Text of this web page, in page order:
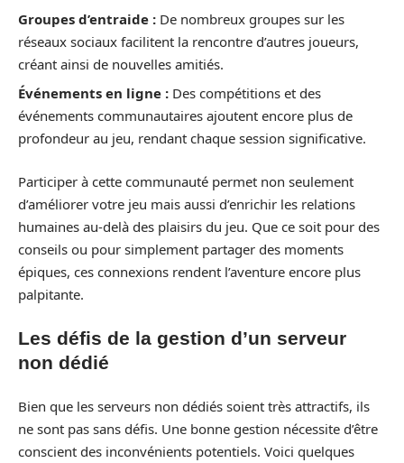
Groupes d’entraide : De nombreux groupes sur les
réseaux sociaux facilitent la rencontre d’autres joueurs,
créant ainsi de nouvelles amitiés.
Événements en ligne : Des compétitions et des
événements communautaires ajoutent encore plus de
profondeur au jeu, rendant chaque session significative.
Participer à cette communauté permet non seulement
d’améliorer votre jeu mais aussi d’enrichir les relations
humaines au-delà des plaisirs du jeu. Que ce soit pour des
conseils ou pour simplement partager des moments
épiques, ces connexions rendent l’aventure encore plus
palpitante.
Les défis de la gestion d’un serveur
non dédié
Bien que les serveurs non dédiés soient très attractifs, ils
ne sont pas sans défis. Une bonne gestion nécessite d’être
conscient des inconvénients potentiels. Voici quelques